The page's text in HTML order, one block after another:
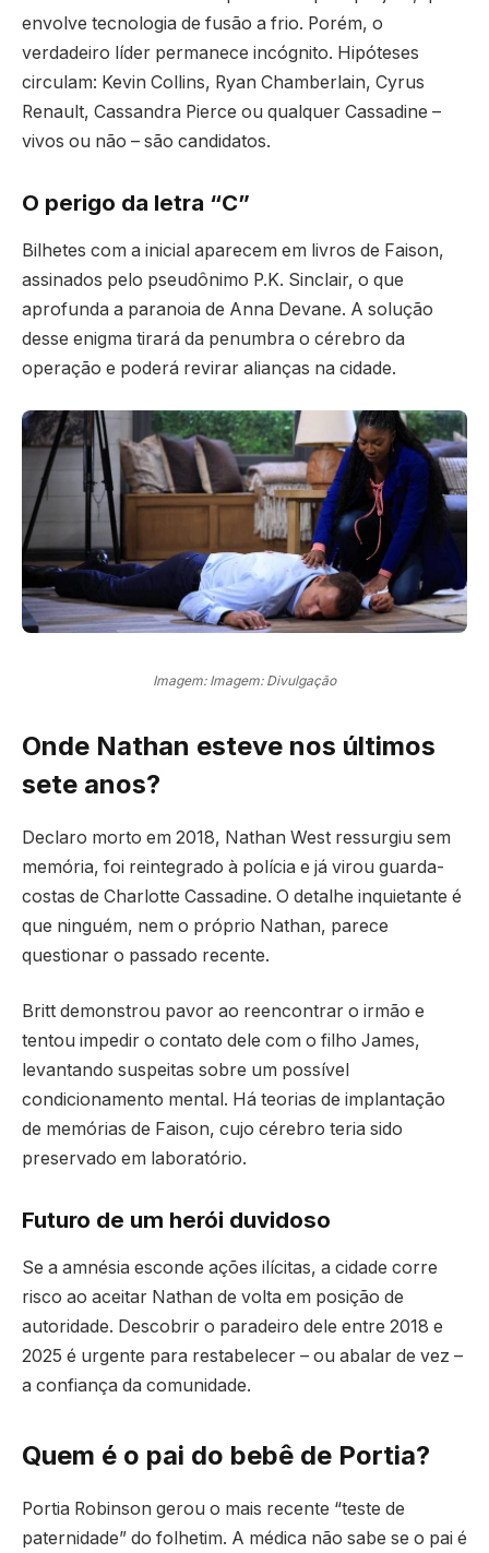
envolve tecnologia de fusão a frio. Porém, o
verdadeiro líder permanece incógnito. Hipóteses
circulam: Kevin Collins, Ryan Chamberlain, Cyrus
Renault, Cassandra Pierce ou qualquer Cassadine –
vivos ou não – são candidatos.
O perigo da letra “C”
Bilhetes com a inicial aparecem em livros de Faison,
assinados pelo pseudônimo P.K. Sinclair, o que
aprofunda a paranoia de Anna Devane. A solução
desse enigma tirará da penumbra o cérebro da
operação e poderá revirar alianças na cidade.
Imagem: Imagem: Divulgação
Onde Nathan esteve nos últimos
sete anos?
Declaro morto em 2018, Nathan West ressurgiu sem
memória, foi reintegrado à polícia e já virou guarda-
costas de Charlotte Cassadine. O detalhe inquietante é
que ninguém, nem o próprio Nathan, parece
questionar o passado recente.
Britt demonstrou pavor ao reencontrar o irmão e
tentou impedir o contato dele com o filho James,
levantando suspeitas sobre um possível
condicionamento mental. Há teorias de implantação
de memórias de Faison, cujo cérebro teria sido
preservado em laboratório.
Futuro de um herói duvidoso
Se a amnésia esconde ações ilícitas, a cidade corre
risco ao aceitar Nathan de volta em posição de
autoridade. Descobrir o paradeiro dele entre 2018 e
2025 é urgente para restabelecer – ou abalar de vez –
a confiança da comunidade.
Quem é o pai do bebê de Portia?
Portia Robinson gerou o mais recente “teste de
paternidade” do folhetim. A médica não sabe se o pai é